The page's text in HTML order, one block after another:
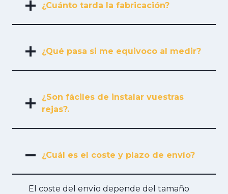
¿Cuánto tarda la fabricación?
¿Qué pasa si me equivoco al medir?
¿Son fáciles de instalar vuestras
rejas?.
¿Cuál es el coste y plazo de envío?
El coste del envío depende del tamaño